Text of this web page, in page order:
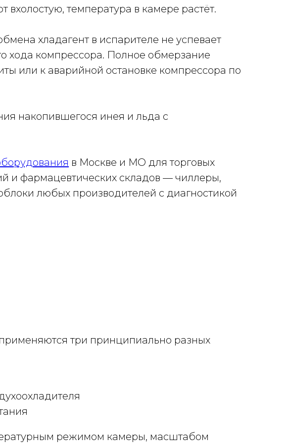
температура в камере растёт.
хладагент в испарителе не успевает
хода компрессора. Полное обмерзание
или к аварийной остановке компрессора по
накопившегося инея и льда с
в Москве и МО для торговых
и фармацевтических складов — чиллеры,
любых производителей с диагностикой
три принципиально разных
режимом камеры, масштабом